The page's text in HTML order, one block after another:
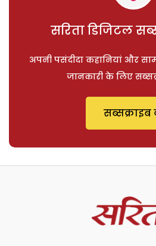
सरिता डिजिटल
अपनी पसंदीदा कहानियां और
जानकारी के लिए